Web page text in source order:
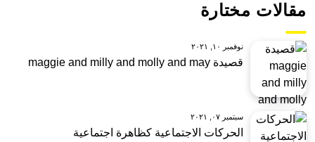
مقالات مختارة
نوفمبر ١٠, ٢٠٢١
قصيدة maggie and milly and molly and may
سبتمبر ٠٧, ٢٠٢١
الحركات الاجتماعية كظاهرة اجتماعية